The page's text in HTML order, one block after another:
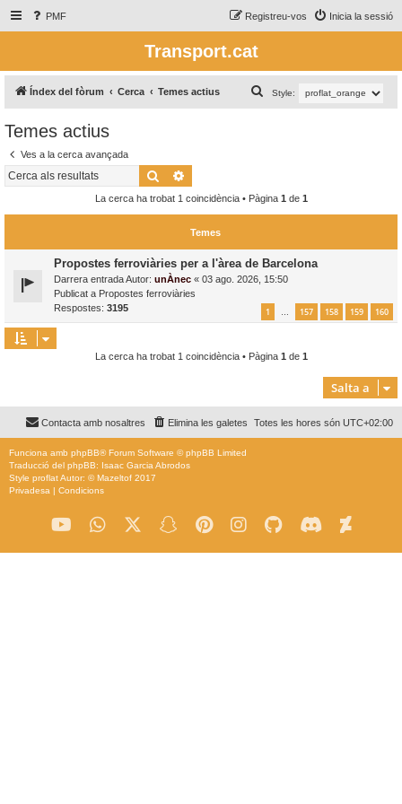
PMF Inicia la sessió
Registreu-vos
Transport.cat
Índex del fòrum Cerca Temes actius Style:
e
Temes actius
Ves a la cerca avançada
Cerca
La cerca ha trobat 1 coincidència • Pàgina 1 de 1
Temes
Propostes ferroviàries per a l'àrea de Barcelona
Darrera entrada Autor: unÀnec « 03 ago. 2026, 15:50
Publicat a Propostes ferroviàries
Respostes: 3195 1 … 157 158 159 160
La cerca ha trobat 1 coincidència • Pàgina 1 de 1
Salta a
Totes les hores són UTC+02:00
Elimina les galetes
Contacta amb nosaltres
Funciona amb phpBB® Forum Software © phpBB Limited
Traducció del phpBB: Isaac Garcia Abrodos
Style proflatAutor: ©Mazeltof 2017
Privadesa | Condicions